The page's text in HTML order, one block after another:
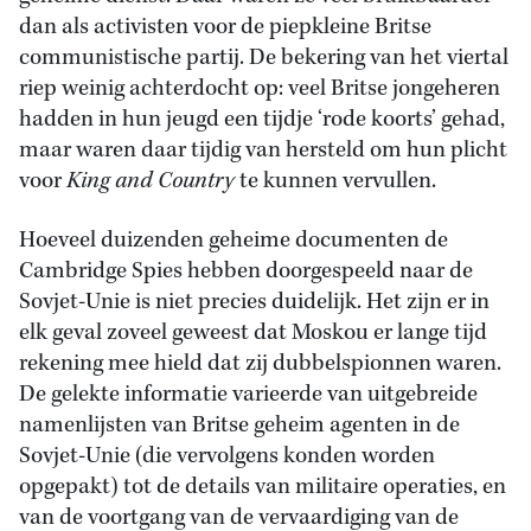
dan als activisten voor de piepkleine Britse
communistische partij. De bekering van het viertal
riep weinig achterdocht op: veel Britse jongeheren
hadden in hun jeugd een tijdje ‘rode koorts’ gehad,
maar waren daar tijdig van hersteld om hun plicht
voorKing and Countryte kunnen vervullen.
Hoeveel duizenden geheime documenten de
Cambridge Spies hebben doorgespeeld naar de
Sovjet-Unie is niet precies duidelijk. Het zijn er in
elk geval zoveel geweest dat Moskou er lange tijd
rekening mee hield dat zij dubbelspionnen waren.
De gelekte informatie varieerde van uitgebreide
namenlijsten van Britse geheim agenten in de
Sovjet-Unie (die vervolgens konden worden
opgepakt) tot de details van militaire operaties, en
van de voortgang van de vervaardiging van de